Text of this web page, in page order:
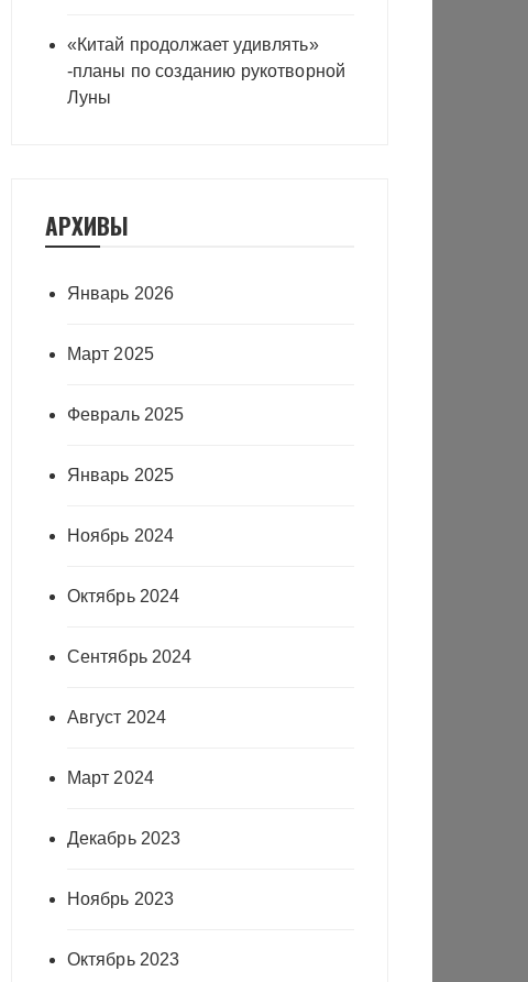
«Китай продолжает удивлять»
-планы по созданию рукотворной
Луны
АРХИВЫ
Январь 2026
Март 2025
Февраль 2025
Январь 2025
Ноябрь 2024
Октябрь 2024
Сентябрь 2024
Август 2024
Март 2024
Декабрь 2023
Ноябрь 2023
Октябрь 2023